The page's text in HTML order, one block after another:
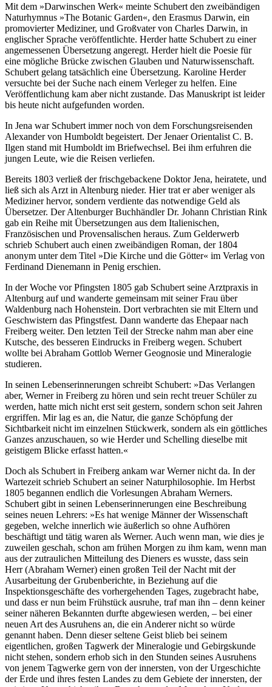
Mit dem »Darwinschen Werk« meinte Schubert den zweibändigen
Naturhymnus »The Botanic Garden«, den Erasmus Darwin, ein
promovierter Mediziner, und Großvater von Charles Darwin, in
englischer Sprache veröffentlichte. Herder hatte Schubert zu einer
angemessenen Übersetzung angeregt. Herder hielt die Poesie für
eine mögliche Brücke zwischen Glauben und Naturwissenschaft.
Schubert gelang tatsächlich eine Übersetzung. Karoline Herder
versuchte bei der Suche nach einem Verleger zu helfen. Eine
Veröffentlichung kam aber nicht zustande. Das Manuskript ist leider
bis heute nicht aufgefunden worden.
In Jena war Schubert immer noch von dem Forschungsreisenden
Alexander von Humboldt begeistert. Der Jenaer Orientalist C. B.
Ilgen stand mit Humboldt im Briefwechsel. Bei ihm erfuhren die
jungen Leute, wie die Reisen verliefen.
Bereits 1803 verließ der frischgebackene Doktor Jena, heiratete, und
ließ sich als Arzt in Altenburg nieder. Hier trat er aber weniger als
Mediziner hervor, sondern verdiente das notwendige Geld als
Übersetzer. Der Altenburger Buchhändler Dr. Johann Christian Rink
gab ein Reihe mit Übersetzungen aus dem Italienischen,
Französischen und Provensalischen heraus. Zum Gelderwerb
schrieb Schubert auch einen zweibändigen Roman, der 1804
anonym unter dem Titel »Die Kirche und die Götter« im Verlag von
Ferdinand Dienemann in Penig erschien.
In der Woche vor Pfingsten 1805 gab Schubert seine Arztpraxis in
Altenburg auf und wanderte gemeinsam mit seiner Frau über
Waldenburg nach Hohenstein. Dort verbrachten sie mit Eltern und
Geschwistern das Pfingstfest. Dann wanderte das Ehepaar nach
Freiberg weiter. Den letzten Teil der Strecke nahm man aber eine
Kutsche, des besseren Eindrucks in Freiberg wegen. Schubert
wollte bei Abraham Gottlob Werner Geognosie und Mineralogie
studieren.
In seinen Lebenserinnerungen schreibt Schubert: »Das Verlangen
aber, Werner in Freiberg zu hören und sein recht treuer Schüler zu
werden, hatte mich nicht erst seit gestern, sondern schon seit Jahren
ergriffen. Mir lag es an, die Natur, die ganze Schöpfung der
Sichtbarkeit nicht im einzelnen Stückwerk, sondern als ein göttliches
Ganzes anzuschauen, so wie Herder und Schelling dieselbe mit
geistigem Blicke erfasst hatten.«
Doch als Schubert in Freiberg ankam war Werner nicht da. In der
Wartezeit schrieb Schubert an seiner Naturphilosophie. Im Herbst
1805 begannen endlich die Vorlesungen Abraham Werners.
Schubert gibt in seinen Lebenserinnerungen eine Beschreibung
seines neuen Lehrers: »Es hat wenige Männer der Wissenschaft
gegeben, welche innerlich wie äußerlich so ohne Aufhören
beschäftigt und tätig waren als Werner. Auch wenn man, wie dies je
zuweilen geschah, schon am frühen Morgen zu ihm kam, wenn man
aus der zutraulichen Mitteilung des Dieners es wusste, dass sein
Herr (Abraham Werner) einen großen Teil der Nacht mit der
Ausarbeitung der Grubenberichte, in Beziehung auf die
Inspektionsgeschäfte des vorhergehenden Tages, zugebracht habe,
und dass er nun beim Frühstück ausruhe, traf man ihn – denn keiner
seiner näheren Bekannten durfte abgewiesen werden, – bei einer
neuen Art des Ausruhens an, die ein Anderer nicht so würde
genannt haben. Denn dieser seltene Geist blieb bei seinem
eigentlichen, großen Tagwerk der Mineralogie und Gebirgskunde
nicht stehen, sondern erhob sich in den Stunden seines Ausruhens
von jenem Tagwerke gern von der innersten, von der Urgeschichte
der Erde und ihres festen Landes zu dem Gebiete der innersten, der